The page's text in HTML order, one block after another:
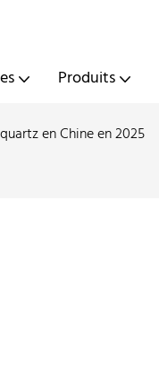
Produits
en Chine en 2025